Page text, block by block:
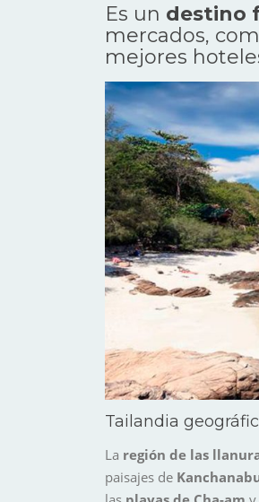
Es un destino
mercados,
mejores
Tailandia
La región de las
paisajes de